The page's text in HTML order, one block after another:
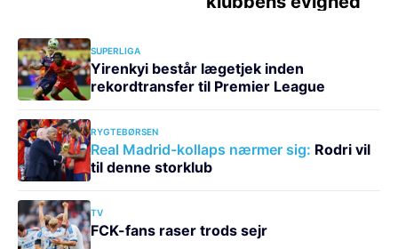
SUPERLIGA
Yirenkyi består lægetjek inden
rekordtransfer til Premier League
RYGTEBØRSEN
Real Madrid-kollaps nærmer sig: Rodri vil
til denne storklub
TV
FCK-fans raser trods sejr